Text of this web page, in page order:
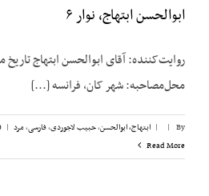
ابوالحسن ابتهاج، نوار ۶
محل‌مصاحبه: شهر کان، فرانسه [...]
By
|
| ابتهاج، ابوالحسن,حبیب لاجوردی,فارسی,مرد |
Read More